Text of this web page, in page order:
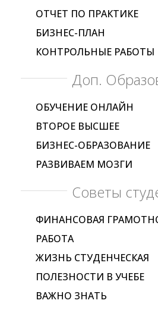
ОТЧЕТ ПО ПРАКТИКЕ
БИЗНЕС-ПЛАН
КОНТРОЛЬНЫЕ РАБОТЫ
Доп.
ОБУЧЕНИЕ ОНЛАЙН
ВТОРОЕ ВЫСШЕЕ
БИЗНЕС-ОБРАЗОВАНИЕ
РАЗВИВАЕМ МОЗГИ
Советы
ФИНАНСОВАЯ
РАБОТА
ЖИЗНЬ СТУДЕНЧЕСКАЯ
ПОЛЕЗНОСТИ В УЧЕБЕ
ВАЖНО ЗНАТЬ